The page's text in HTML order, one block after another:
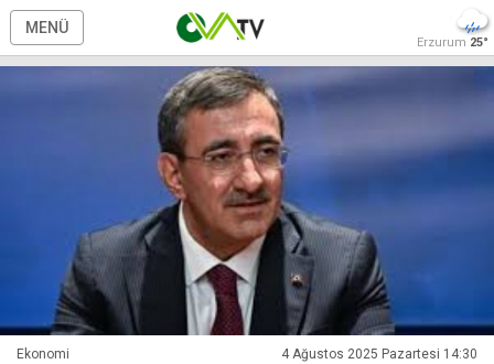
MENÜ
Erzurum 25°
Ekonomi 4 Ağustos 2025 Pazartesi 14:30